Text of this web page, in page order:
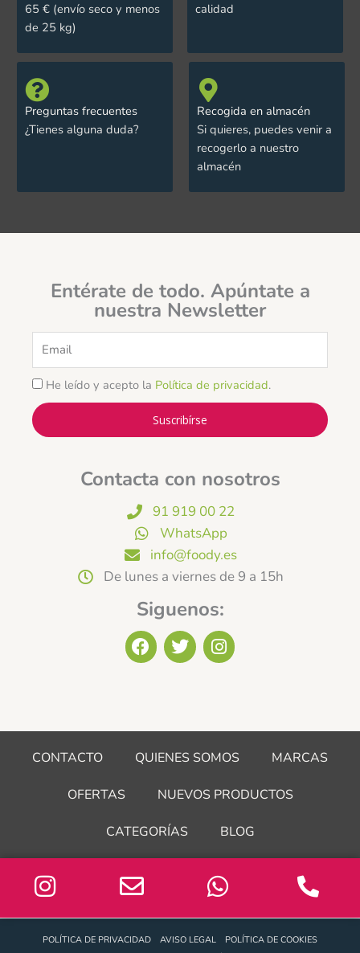
65 € (envío seco y menos
de 25 kg)
calidad
Preguntas frecuentes
¿Tienes alguna duda?
Recogida en almacén
Si quieres, puedes venir a
recogerlo a nuestro
almacén
Entérate de todo. Apúntate a
nuestra Newsletter
He leído y acepto la Política de privacidad.
Suscribírse
Contacta con nosotros
91 919 00 22
WhatsApp
info@foody.es
De lunes a viernes de 9 a 15h
Siguenos:
F
a
o
k
T
w
e
I
n
g
a
CONTACTO QUIENES SOMOS MARCAS
OFERTAS NUEVOS PRODUCTOS
CATEGORÍAS BLOG
POLÍTICA DE PRIVACIDAD AVISO LEGAL
POLÍTICA DE COOKIES